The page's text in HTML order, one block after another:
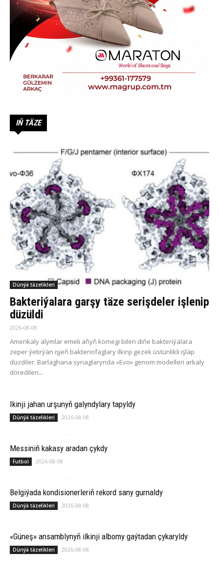
IŇ TÄZE
Dünýä täzelikleri
Bakteriýalara garşy täze serişdeler işlenip
düzüldi
2026-08-08
Amerikaly alymlar emeli aňyň kömegi bilen diňe bakteriýalara
zeper ýetirýän işjeň bakteriofaglary ilkinji gezek üstünlikli işläp
düzdiler. Barlaghana synaglarynda «Evo» genom modelleri arkaly
döredilen...
Ikinji jahan urşunyň galyndylary tapyldy
Dünýä täzelikleri 2026-08-08
Messiniň kakasy aradan çykdy
Futbol 2026-08-08
Belgiýada kondisionerleriň rekord sany gurnaldy
Dünýä täzelikleri 2026-08-08
«Güneş» ansamblynyň ilkinji albomy gaýtadan çykaryldy
Dünýä täzelikleri 2026-08-08